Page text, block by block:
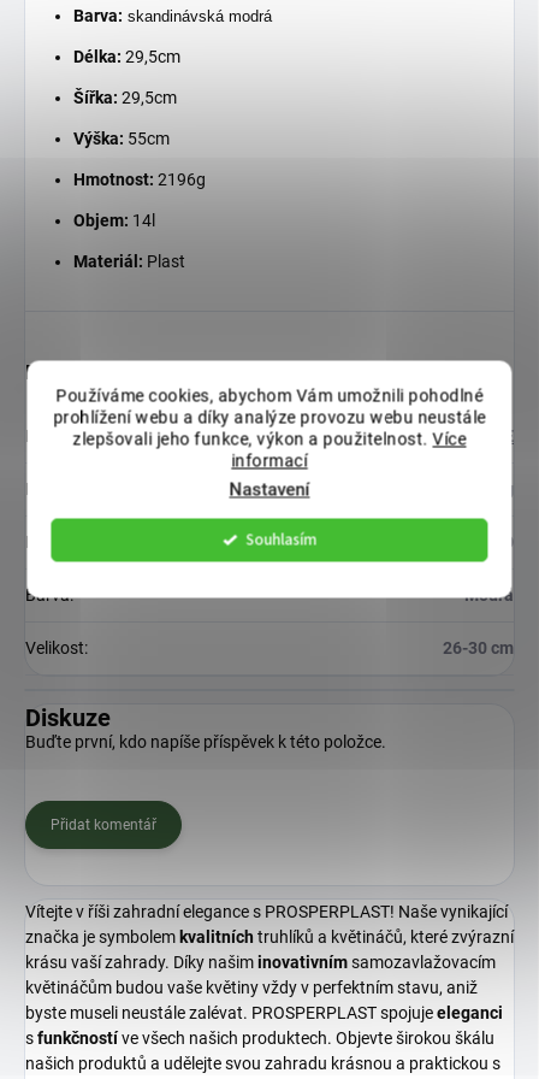
Používáme cookies, abychom Vám umožnili pohodlné
prohlížení webu a díky analýze provozu webu neustále
zlepšovali jeho funkce, výkon a použitelnost.Více
informací
Nastavení
Souhlasím
Barva: skandinávská modrá
Délka: 29,5cm
Šířka: 29,5cm
Výška: 55cm
Hmotnost: 2196g
Objem: 14l
Materiál: Plast
Doplňkové parametry
Kategorie: KVĚTINÁČE
Hmotnost 2.2 kg
EAN 5905197457710
Barva: Modrá
Velikost: 26-30 cm
Diskuze
Buďte první, kdo napíše příspěvek k této položce.
Přidat komentář
Vítejte v říši zahradní elegance s PROSPERPLAST! Naše vynikající
značka je symbolem kvalitních truhlíků a květináčů, které zvýrazní
krásu vaší zahrady. Díky našiminovativnímsamozavlažovacím
květináčům budou vaše květiny vždy v perfektním stavu, aniž
byste museli neustále zalévat. PROSPERPLAST spojujeeleganci
sfunkčnostíve všech našich produktech. Objevte širokou škálu
našich produktů a udělejte svou zahradu krásnou a praktickou s